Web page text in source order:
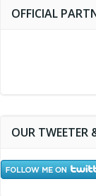
OFFICIAL
OUR TWEETER